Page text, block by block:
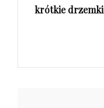
krótkie drzemki